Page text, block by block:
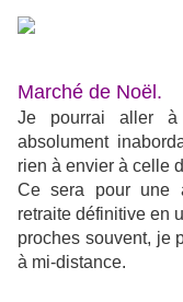
Marché de Noël.
Je pourrai aller à
absolument
rien à envier à celle
Ce sera pour une
retraite définitive en
proches souvent, je
à mi-distance.